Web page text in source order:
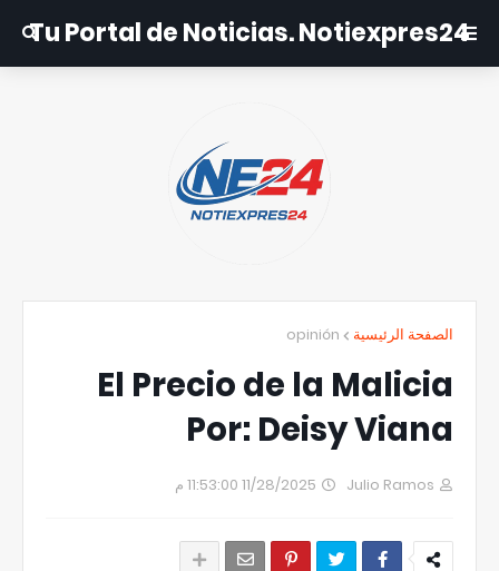
Tu Portal de Noticias. Notiexpres24
الصفحة الرئيسية opinión
El Precio de la Malicia
Por: Deisy Viana
Julio Ramos 11/28/2025 11:53:00 م